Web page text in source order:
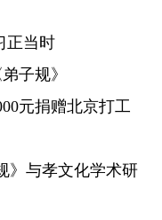
正当时
子规》
元捐赠北京打工
》与孝文化学术研